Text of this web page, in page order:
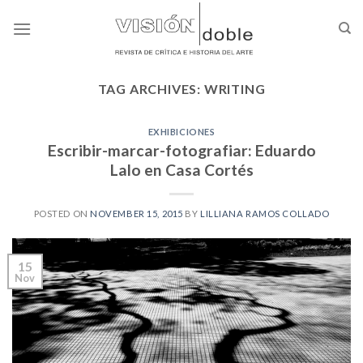
TAG ARCHIVES: WRITING
EXHIBICIONES
Escribir-marcar-fotografiar: Eduardo
Lalo en Casa Cortés
POSTED ON NOVEMBER 15, 2015 BY LILLIANA RAMOS COLLADO
15
Nov